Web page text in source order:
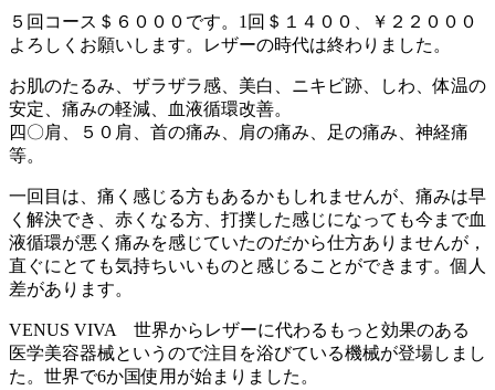
５回コース＄６０００です。1回＄１４００、￥２２０００
よろしくお願いします。レザーの時代は終わりました。
お肌のたるみ、ザラザラ感、美白、ニキビ跡、しわ、体温の
安定、痛みの軽減、血液循環改善。
四〇肩、５０肩、首の痛み、肩の痛み、足の痛み、神経痛
等。
一回目は、痛く感じる方もあるかもしれませんが、痛みは早
く解決でき、赤くなる方、打撲した感じになっても今まで血
液循環が悪く痛みを感じていたのだから仕方ありませんが，
直ぐにとても気持ちいいものと感じることができます。個人
差があります。
VENUS VIVA 世界からレザーに代わるもっと効果のある
医学美容器械というので注目を浴びている機械が登場しまし
た。世界で6か国使用が始まりました。